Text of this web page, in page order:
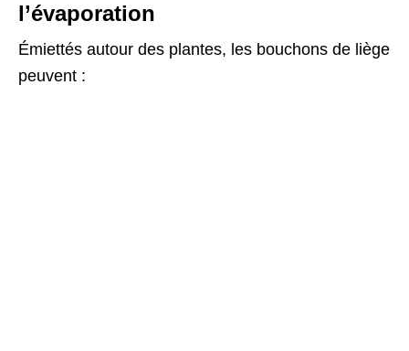
l’évaporation
Émiettés autour des plantes, les bouchons de liège
peuvent :